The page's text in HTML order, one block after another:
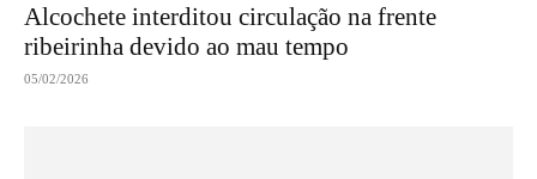
Alcochete interditou circulação na frente
ribeirinha devido ao mau tempo
05/02/2026